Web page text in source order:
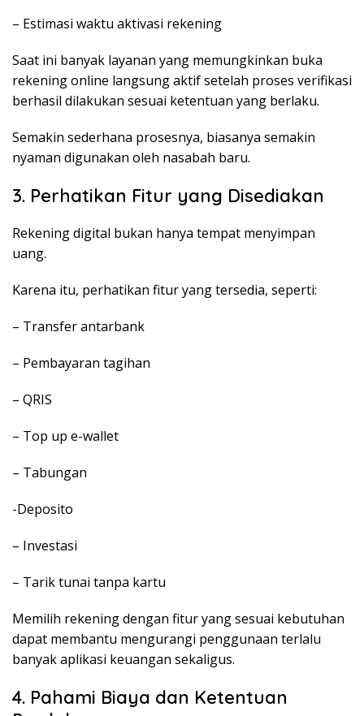
– Estimasi waktu aktivasi rekening
Saat ini banyak layanan yang memungkinkan buka
rekening online langsung aktif setelah proses verifikasi
berhasil dilakukan sesuai ketentuan yang berlaku.
Semakin sederhana prosesnya, biasanya semakin
nyaman digunakan oleh nasabah baru.
3. Perhatikan Fitur yang Disediakan
Rekening digital bukan hanya tempat menyimpan
uang.
Karena itu, perhatikan fitur yang tersedia, seperti:
– Transfer antarbank
– Pembayaran tagihan
– QRIS
– Top up e-wallet
– Tabungan
-Deposito
– Investasi
– Tarik tunai tanpa kartu
Memilih rekening dengan fitur yang sesuai kebutuhan
dapat membantu mengurangi penggunaan terlalu
banyak aplikasi keuangan sekaligus.
4. Pahami Biaya dan Ketentuan